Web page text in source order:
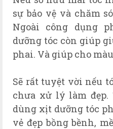
sự bảo vệ và chăm
Ngoài công dụng
dưỡng tóc còn giúp
phai. Và giúp cho
Sẽ rất tuyệt vời nếu
chưa xử lý làm đẹp.
dùng xịt dưỡng tóc
vẻ đẹp bồng bềnh,